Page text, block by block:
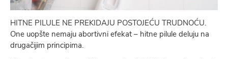
HITNE PILULE NE PREKIDAJU POSTOJEĆU TRUDNOĆU.
One uopšte nemaju abortivni efekat – hitne pilule deluju na
drugačijim principima.